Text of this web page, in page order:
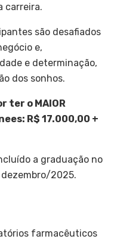
carreira.
são desafiados
e,
e determinação,
dos sonhos.
ter o MAIOR
R$ 17.000,00 +
a graduação no
2025.
farmacêuticos